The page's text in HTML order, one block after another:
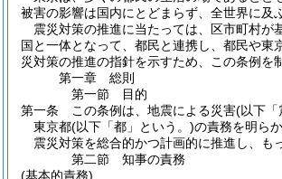
被害の影響は国内にとどまらず、全世界に及
震災対策の推進に当たっては、区市町村
国と一体となって、都民と連携し、都民や
災対策の推進の指針を示すため、この条例を
第一章
総則
第一節
目的
第一条
この条例は、地震による災害(以下「
東京都(以下「都」という。)の責務を明ら
震災対策を総合的かつ計画的に推進し、も
第二節
知事の責務
(基本的責務)